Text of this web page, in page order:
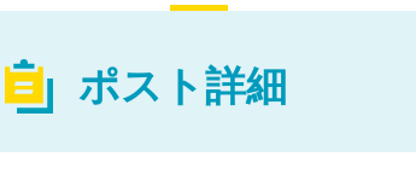
ポスト詳細